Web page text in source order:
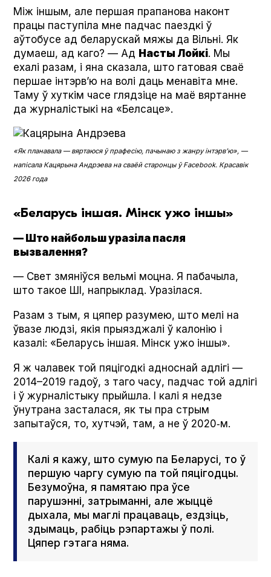
Між іншым, але першая прапанова наконт
працы паступіла мне падчас паездкі ў
аўтобусе ад беларускай мяжы да Вільні. Як
думаеш, ад каго? — Ад Насты Лойкі. Мы
ехалі разам, і яна сказала, што гатовая сваё
першае інтэрв’ю на волі даць менавіта мне.
Таму ў хуткім часе глядзіце на маё вяртанне
да журналістыкі на «Белсаце».
«Як планавала — вяртаюся ў прафесію, пачынаю з жанру інтэрв’ю», —
напісала Кацярына Андрэева на сваёй старонцы ў Face­book. Красавік
2026 года
«Беларусь іншая. Мінск ужо іншы»
— Што найбольш уразіла пасля
вызвалення?
— Свет змяніўся вельмі моцна. Я пабачыла,
што такое ШІ, напрыклад. Уразілася.
Разам з тым, я цяпер разумею, што мелі на
ўвазе людзі, якія прыязджалі ў калонію і
казалі: «Беларусь іншая. Мінск ужо іншы».
Я ж чалавек той пяцігодкі адноснай адлігі —
2014–2019 гадоў, з таго часу, падчас той адлігі
і ў журналістыку прыйшла. І калі я недзе
ўнутрана засталася, як ты пра стрым
запытаўся, то, хутчэй, там, а не ў 2020‑м.
Калі я кажу, што сумую па Беларусі, то ў
першую чаргу сумую па той пяцігодцы.
Безумоўна, я памятаю пра ўсе
парушэнні, затрыманні, але жыццё
дыхала, мы маглі працаваць, ездзіць,
здымаць, рабіць рэпартажы ў полі.
Цяпер гэтага няма.